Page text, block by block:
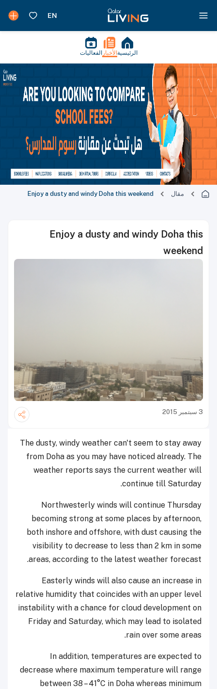
الرئيسية الأخبار الفعاليات
مقال Enjoy a dusty and windy Doha this weekend
Enjoy a dusty and windy Doha this
weekend
3 سبتمبر 2015
The dusty, windy weather can't seem to stay away
from Doha as you may have noticed already. The
weather reports says the current weather will
continue till Saturday.
Northwesterly winds will continue Thursday
becoming strong at some places by afternoon,
both inshore and offshore, with dust causing the
visibility to decrease to less than 2 km in some
areas, according to the latest weather forecast.
Easterly winds will also cause an increase in
relative humidity that coincides with an upper level
instability with a chance for cloud development on
Friday and Saturday, which may lead to isolated
rain over some areas.
In addition, temperatures are expected to
decrease where maximum temperature will range
between 38 – 41°C in Doha whereas minimum